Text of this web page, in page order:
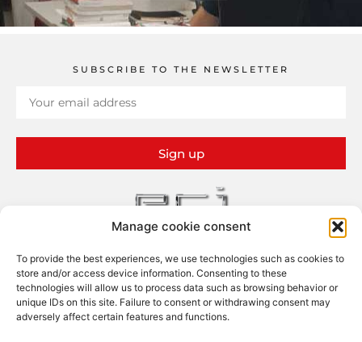
Manage cookie consent
To provide the best experiences, we use technologies such as cookies to
store and/or access device information. Consenting to these
technologies will allow us to process data such as browsing behavior or
unique IDs on this site. Failure to consent or withdrawing consent may
adversely affect certain features and functions.
SUBSCRIBE TO THE NEWSLETTER
Sign up
ERI – Études et Réalisations Industrielles
13 rue Claude Bernard – ZI
26100 Romans-sur-Isère